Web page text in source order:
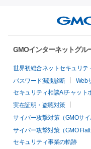
GMOインターネットグル
世界初総合ネットセキュリテ
パスワード漏洩診断
Web
セキュリティ相談AIチャット
実在証明・盗聴対策
サイバー攻撃対策（GMOサ
サイバー攻撃対策（GMO Flatt
セキュリティ事業の軌跡